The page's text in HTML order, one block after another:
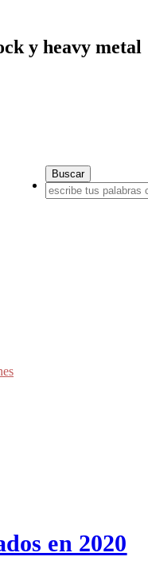
y heavy metal
en 2020